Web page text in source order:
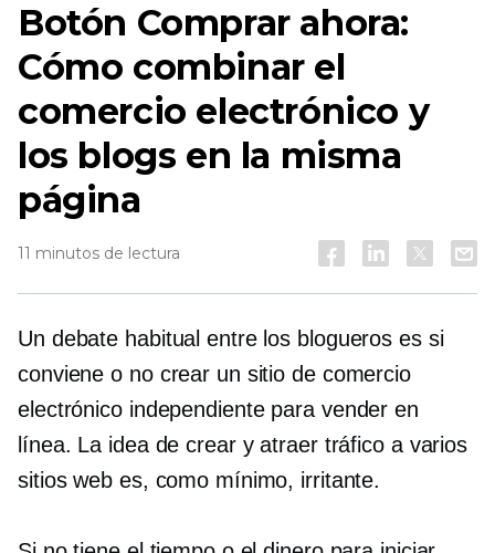
Botón Comprar ahora:
Cómo combinar el
comercio electrónico y
los blogs en la misma
página
11 minutos de lectura
Un debate habitual entre los blogueros es si
conviene o no crear un sitio de comercio
electrónico independiente para vender en
línea. La idea de crear y atraer tráfico a varios
sitios web es, como mínimo, irritante.